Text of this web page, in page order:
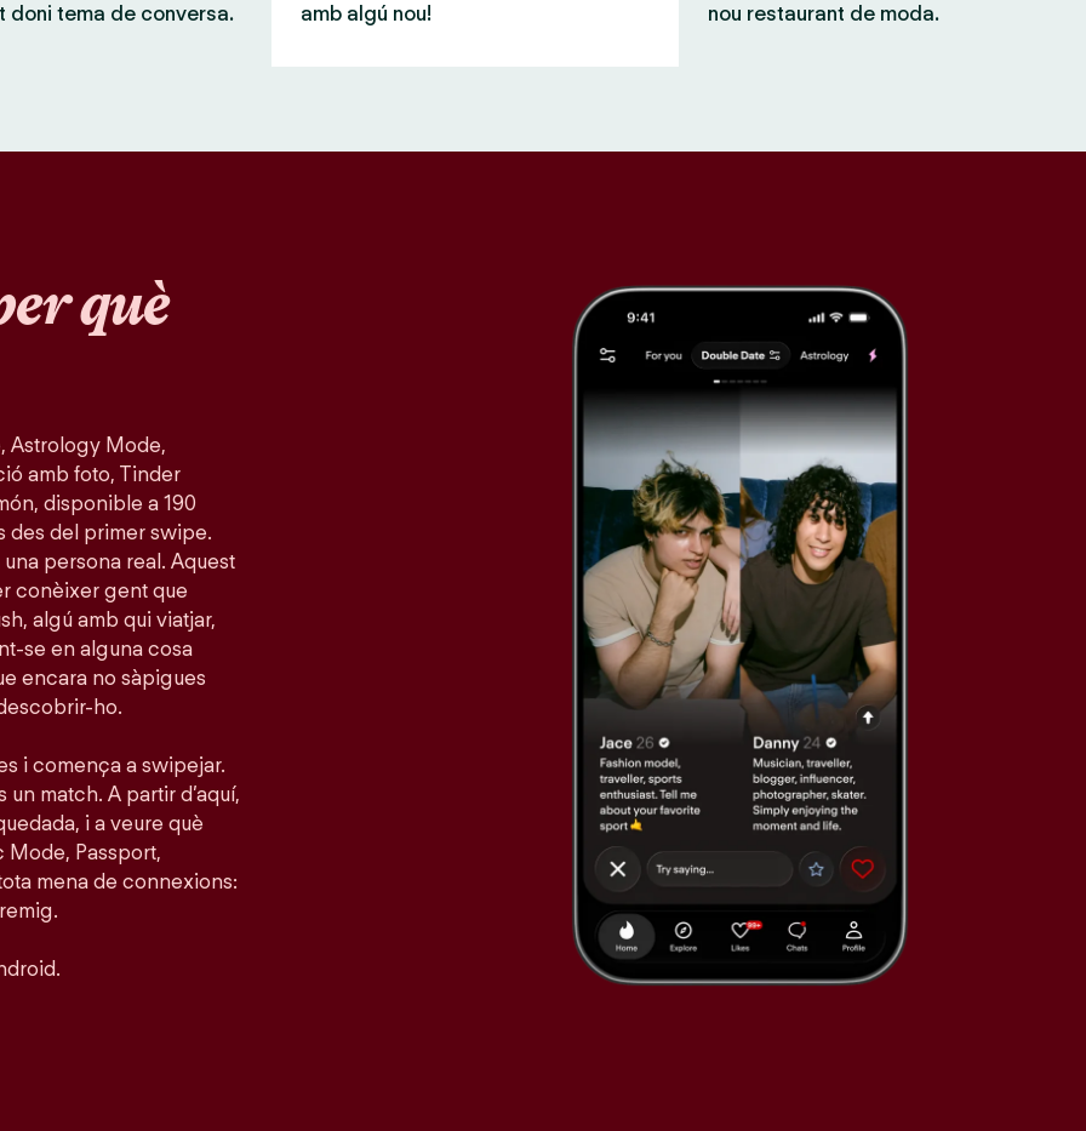
doni tema de conversa.
amb algú nou!
nou restaurant de moda.
què
Astrology Mode,
amb foto, Tinder
disponible a 190
des del primer swipe.
persona real. Aquest
conèixer gent que
algú amb qui viatjar,
se en alguna cosa
encara no sàpigues
ho.
i comença a swipejar.
un match. A partir d’aquí,
i a veure què
Mode, Passport,
mena de connexions: